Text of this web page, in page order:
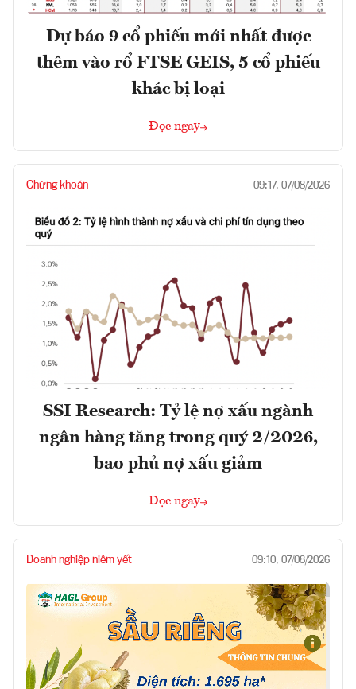
Dự báo 9 cổ phiếu mới nhất được
thêm vào rổ FTSE GEIS, 5 cổ phiếu
khác bị loại
Đọc ngay
Chứng khoán 09:17, 07/08/2026
SSI Research: Tỷ lệ nợ xấu ngành
ngân hàng tăng trong quý 2/2026,
bao phủ nợ xấu giảm
Đọc ngay
Doanh nghiệp niêm yết 09:10, 07/08/2026